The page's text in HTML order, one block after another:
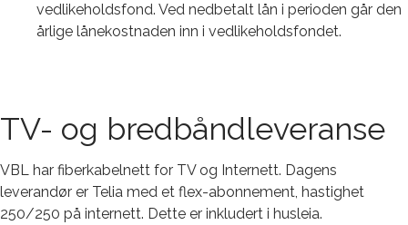
vedlikeholdsfond. Ved nedbetalt lån i perioden går den
årlige lånekostnaden inn i vedlikeholdsfondet.
TV- og bredbåndleveranse
VBL har fiberkabelnett for TV og Internett. Dagens
leverandør er Telia med et flex-abonnement, hastighet
250/250 på internett. Dette er inkludert i husleia.